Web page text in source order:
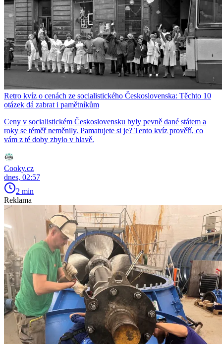
Retro kvíz o cenách ze socialistického Československa: Těchto 10
otázek dá zabrat i pamětníkům
Ceny v socialistickém Československu byly pevně dané státem a
roky se téměř neměnily. Pamatujete si je? Tento kvíz prověří, co
vám z té doby zbylo v hlavě.
Cooky.cz
dnes, 02:57
2 min
Reklama